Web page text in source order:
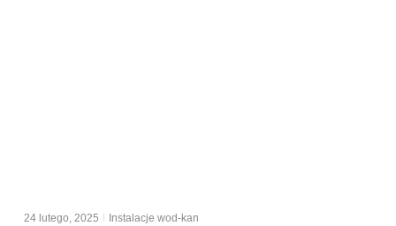
24 lutego, 2025 Instalacje wod-kan